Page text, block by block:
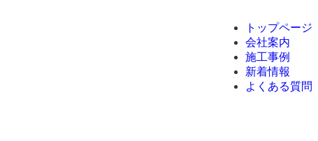
トップページ
会社案内
施工事例
新着情報
よくある質問